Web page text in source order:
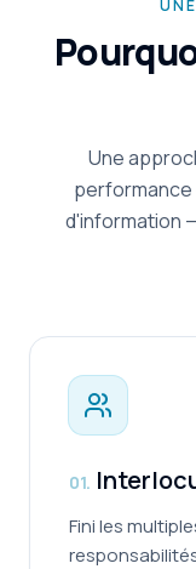
Une
d'information
01.
Fini les